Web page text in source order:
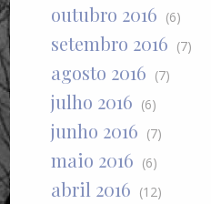
outubro 2016 (6)
setembro 2016 (7)
agosto 2016 (7)
julho 2016 (6)
junho 2016 (7)
maio 2016 (6)
abril 2016 (12)